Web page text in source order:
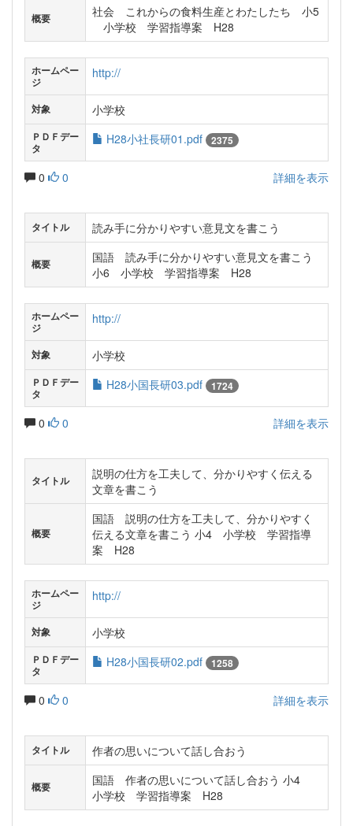
概要
社会 これからの食料生産とわたしたち 小5
小学校 学習指導案 H28
ホームペー
ジ
http://
対象 小学校
ＰＤＦデー
タ
H28小社長研01.pdf 2375
0 0 詳細を表示
タイトル 読み手に分かりやすい意見文を書こう
概要
国語 読み手に分かりやすい意見文を書こう
小6 小学校 学習指導案 H28
ホームペー
ジ
http://
対象 小学校
ＰＤＦデー
タ
H28小国長研03.pdf 1724
0 0 詳細を表示
タイトル
説明の仕方を工夫して、分かりやすく伝える
文章を書こう
概要
国語 説明の仕方を工夫して、分かりやすく
伝える文章を書こう 小4 小学校 学習指導
案 H28
ホームペー
ジ
http://
対象 小学校
ＰＤＦデー
タ
H28小国長研02.pdf 1258
0 0 詳細を表示
タイトル 作者の思いについて話し合おう
概要
国語 作者の思いについて話し合おう 小4
小学校 学習指導案 H28